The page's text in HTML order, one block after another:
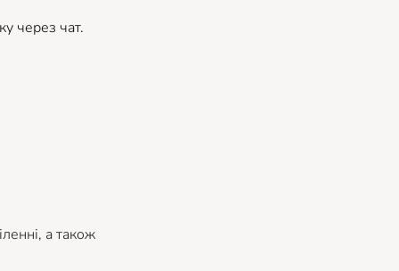
через чат.
а також